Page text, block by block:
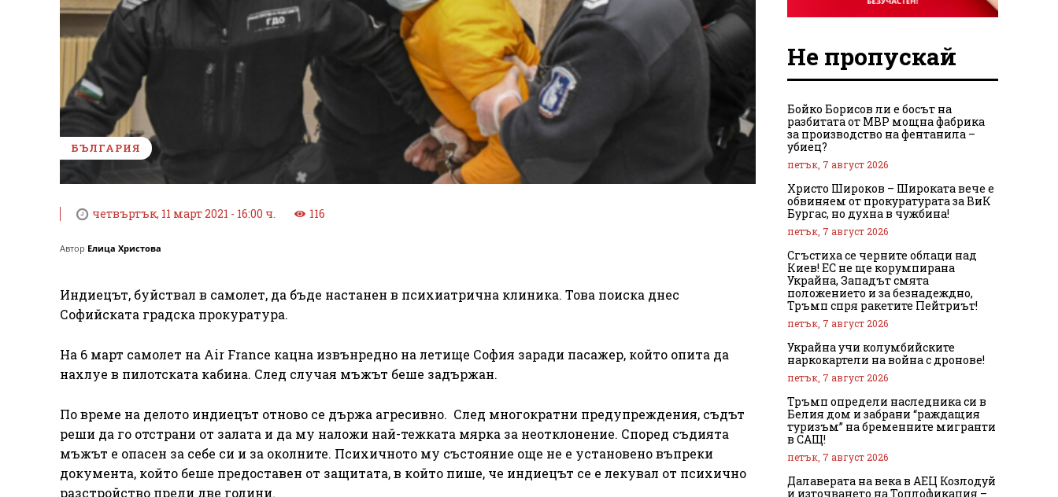
БЪЛГАРИЯ
четвъртък, 11 март 2021 - 16:00 ч. 116
Автор Елица Христова
Индиецът, буйствал в самолет, да бъде настанен в психиатрична клиника. Това поиска днес
Софийската градска прокуратура.
На 6 март самолет на Air France кацна извънредно на летище София заради пасажер, който опита да
нахлуе в пилотската кабина. След случая мъжът беше задържан.
По време на делото индиецът отново се държа агресивно. След многократни предупреждения, съдът
реши да го отстрани от залата и да му наложи най-тежката мярка за неотклонение. Според съдията
мъжът е опасен за себе си и за околните. Психичното му състояние още не е установено въпреки
документа, който беше предоставен от защитата, в който пише, че индиецът се е лекувал от психично
разстройство преди две години.
Не пропускай
Бойко Борисов ли е босът на
разбитата от МВР мощна фабрика
за производство на фентанила –
убиец?
петък, 7 август 2026
Христо Широков – Широката вече е
обвиняем от прокуратурата за ВиК
Бургас, но духна в чужбина!
петък, 7 август 2026
Сгъстиха се черните облаци над
Киев! ЕС не ще корумпирана
Украйна, Западът смята
положението и за безнадеждно,
Тръмп спря ракетите Пейтриът!
петък, 7 август 2026
Украйна учи колумбийските
наркокартели на война с дронове!
петък, 7 август 2026
Тръмп определи наследника си в
Белия дом и забрани “раждащия
туризъм” на бременните мигранти
в САЩ!
петък, 7 август 2026
Далаверата на века в АЕЦ Козлодуй
и източването на Топлофикация –